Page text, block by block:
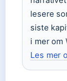
lesere
siste
i mer om
Les mer